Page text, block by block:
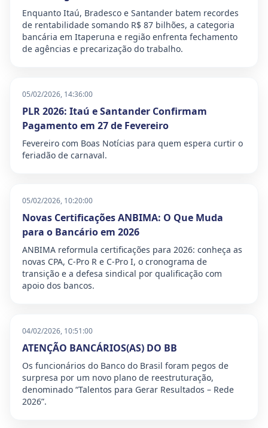
Enquanto Itaú, Bradesco e Santander batem recordes
de rentabilidade somando R$ 87 bilhões, a categoria
bancária em Itaperuna e região enfrenta fechamento
de agências e precarização do trabalho.
05/02/2026, 14:36:00
PLR 2026: Itaú e Santander Confirmam
Pagamento em 27 de Fevereiro
Fevereiro com Boas Notícias para quem espera curtir o
feriadão de carnaval.
05/02/2026, 10:20:00
Novas Certificações ANBIMA: O Que Muda
para o Bancário em 2026
ANBIMA reformula certificações para 2026: conheça as
novas CPA, C-Pro R e C-Pro I, o cronograma de
transição e a defesa sindical por qualificação com
apoio dos bancos.
04/02/2026, 10:51:00
ATENÇÃO BANCÁRIOS(AS) DO BB
Os funcionários do Banco do Brasil foram pegos de
surpresa por um novo plano de reestruturação,
denominado “Talentos para Gerar Resultados – Rede
2026”.